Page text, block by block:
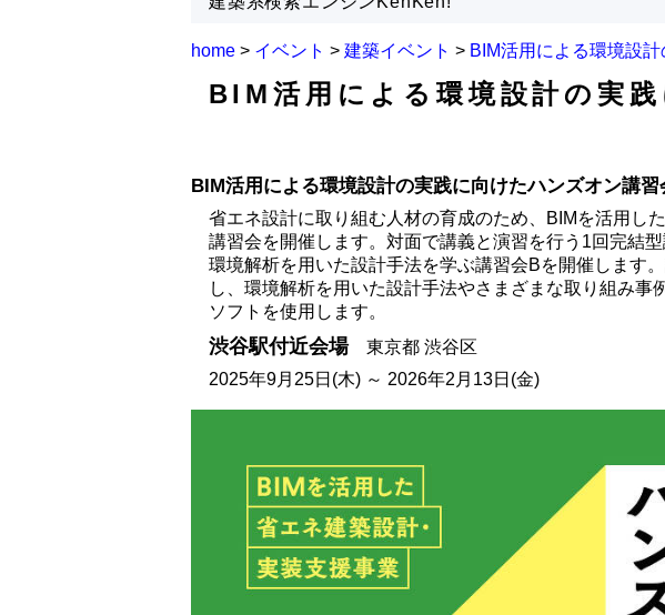
home > イベント > 建築イベント > BIM活用による環境設
BIM活用による環境設計の実
BIM活用による環境設計の実践に向けたハンズオン講習
省エネ設計に取り組む人材の育成のため、BIMを活用し
講習会を開催します。対面で講義と演習を行う1回完結
環境解析を用いた設計手法を学ぶ講習会Bを開催します
し、環境解析を用いた設計手法やさまざまな取り組み
ソフトを使用します。
渋谷駅付近会場東京都 渋谷区
2025年9月25日(木) ～ 2026年2月13日(金)